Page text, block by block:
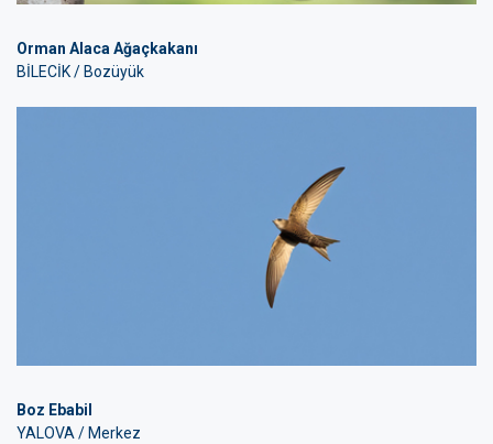
Orman Alaca Ağaçkakanı
BİLECİK / Bozüyük
Boz Ebabil
YALOVA / Merkez